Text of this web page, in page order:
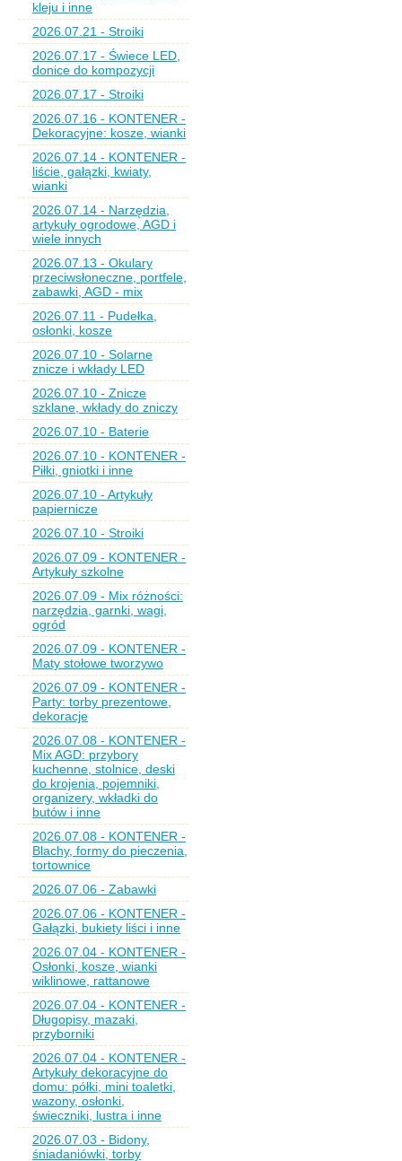
kleju i inne
2026.07.21 - Stroiki
2026.07.17 - Świece LED,
donice do kompozycji
2026.07.17 - Stroiki
2026.07.16 - KONTENER -
Dekoracyjne: kosze, wianki
2026.07.14 - KONTENER -
liście, gałązki, kwiaty,
wianki
2026.07.14 - Narzędzia,
artykuły ogrodowe, AGD i
wiele innych
2026.07.13 - Okulary
przeciwsłoneczne, portfele,
zabawki, AGD - mix
2026.07.11 - Pudełka,
osłonki, kosze
2026.07.10 - Solarne
znicze i wkłady LED
2026.07.10 - Znicze
szklane, wkłady do zniczy
2026.07.10 - Baterie
2026.07.10 - KONTENER -
Piłki, gniotki i inne
2026.07.10 - Artykuły
papiernicze
2026.07.10 - Stroiki
2026.07.09 - KONTENER -
Artykuły szkolne
2026.07.09 - Mix różności:
narzędzia, garnki, wagi,
ogród
2026.07.09 - KONTENER -
Maty stołowe tworzywo
2026.07.09 - KONTENER -
Party: torby prezentowe,
dekoracje
2026.07.08 - KONTENER -
Mix AGD: przybory
kuchenne, stolnice, deski
do krojenia, pojemniki,
organizery, wkładki do
butów i inne
2026.07.08 - KONTENER -
Blachy, formy do pieczenia,
tortownice
2026.07.06 - Zabawki
2026.07.06 - KONTENER -
Gałązki, bukiety liści i inne
2026.07.04 - KONTENER -
Osłonki, kosze, wianki
wiklinowe, rattanowe
2026.07.04 - KONTENER -
Długopisy, mazaki,
przyborniki
2026.07.04 - KONTENER -
Artykuły dekoracyjne do
domu: półki, mini toaletki,
wazony, osłonki,
świeczniki, lustra i inne
2026.07.03 - Bidony,
śniadaniówki, torby